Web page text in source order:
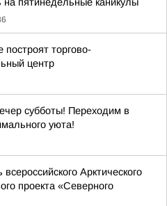
торгово-
центр
субботы! Переходим в
уюта!
Арктического
проекта «Северного